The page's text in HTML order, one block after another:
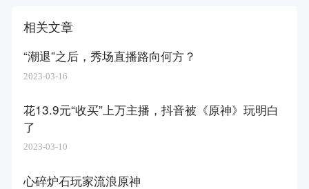
相关文章
“潮退”之后，秀场直播路向何方？
2023-03-16
花13.9元“收买”上万主播，抖音被《原神》玩明白
了
2023-03-10
心碎炉石玩家流浪原神